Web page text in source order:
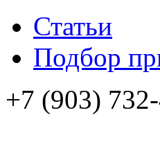
Статьи
Подбор
+7 (903)